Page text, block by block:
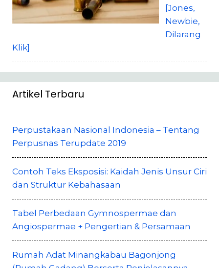
[Jones,
Newbie,
Dilarang
Klik]
Artikel Terbaru
Perpustakaan Nasional Indonesia – Tentang
Perpusnas Terupdate 2019
Contoh Teks Eksposisi: Kaidah Jenis Unsur Ciri
dan Struktur Kebahasaan
Tabel Perbedaan Gymnospermae dan
Angiospermae + Pengertian & Persamaan
Rumah Adat Minangkabau Bagonjong